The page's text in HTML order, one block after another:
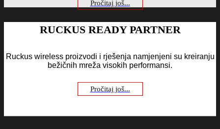
Pročitaj još...
RUCKUS READY PARTNER
Ruckus wireless proizvodi i rješenja namjenjeni su kreiranju
bežičnih mreža visokih performansi.
Pročitaj još...